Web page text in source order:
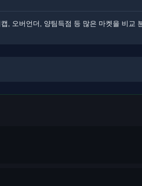
오버언더, 양팀득점 등 많은 마켓을 비교